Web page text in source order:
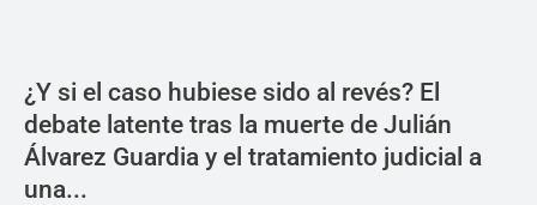
¿Y si el caso hubiese sido al revés? El
debate latente tras la muerte de Julián
Álvarez Guardia y el tratamiento judicial a
una...